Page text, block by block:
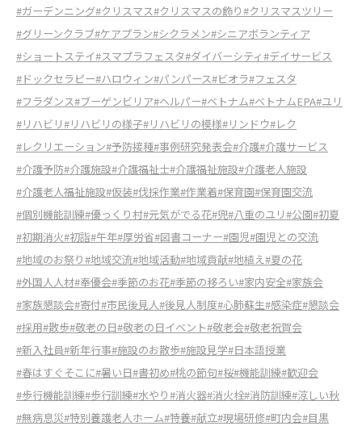
#ガーデンニング#クリスマス#クリスマスの飾り#クリスマスツリー
#グリーンクラブ#ケアプラン#シクラメン#シニアボランティア
#ショートステイ#スマプラフェスタ#ダイバーシティ#デイサービス
#ドックセラピー#ハロウィン#パンパース#ビオラ#フェスタ
#フラダンス#ブーゲンビリア#ヘルパー#ベトナム#ベトナムEPA#ユリ
#リハビリ#リハビリの様子#リハビリの模様#リンドウ#レク
#レクリエーション#予防接種#事例研究発表会#介護#介護サービス
#介護予防#介護施設#介護福祉士#介護福祉施設#介護老人施設
#介護老人福祉施設#仮装#伐採作業#作業着#保育園#保育園交流
#個別機能訓練#優っくり村#元気がでる花#兜#八重のユリ#公園#初夏
#初期消火#初詣#午年#厚労省#図書コーナー#園児#園児との交流
#地域のお祭り#地域交流#地域活動#地域貢献#地植え #夏の花
#外国人人材#奉優会#季節のお花#季節の移ろい#家内安全#家族会
#家族懇談会#寄付#市民後見人#後見人制度#心肺蘇生#感染症#懇談会
#採用#散歩#敬老の日#敬老の日イベント#敬老会#敬老祝賀会
#新入社員#新年行事#施設のお散歩#施設見学#日本語授業
#春はすぐそこに#暑い日#書初め#桃の節句#桜#機能訓練#歓迎会
#歩行機能訓練#歩行訓練#水やり#消火器#消火栓#消防訓練#涼しい秋
#無病息災#特別養護老人ホーム#特養#献立#現場研修#町内会#目黒